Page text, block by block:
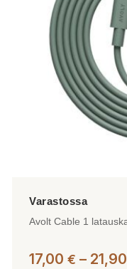
Avolt Cable 1
17,00 € – 21,90